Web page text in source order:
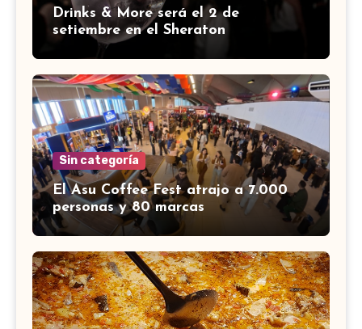
Drinks & More será el 2 de
setiembre en el Sheraton
Sin categoría
El Asu Coffee Fest atrajo a 7.000
personas y 80 marcas